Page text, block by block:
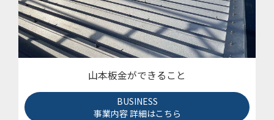
山本板金ができること
BUSINESS
事業内容 詳細はこちら